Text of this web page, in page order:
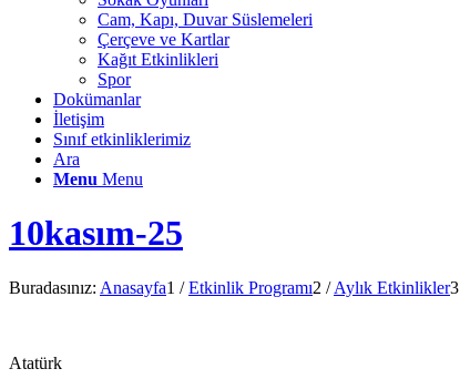
Cam, Kapı, Duvar Süslemeleri
Çerçeve ve Kartlar
Kağıt Etkinlikleri
Spor
Dokümanlar
İletişim
Sınıf etkinliklerimiz
Ara
Menu Menu
10kasım-25
Buradasınız: Anasayfa1 / Etkinlik Programı2 / Aylık Etkinlikler3
Atatürk